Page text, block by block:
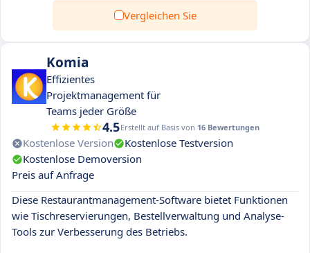
Vergleichen Sie
Komia
Effizientes
Projektmanagement für
Teams jeder Größe
4.5Erstellt auf Basis von 16 Bewertungen
Kostenlose Version
Kostenlose Testversion
Kostenlose Demoversion
Preis auf Anfrage
Diese Restaurantmanagement-Software bietet Funktionen
wie Tischreservierungen, Bestellverwaltung und Analyse-
Tools zur Verbesserung des Betriebs.